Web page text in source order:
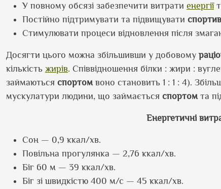
У повному обсязі забезпечити витрати енергії
Постійно підтримувати та підвищувати
Стимулювати процеси відновлення після
Досягти цього можна збільшивши у добовому
кількість жирів. Співвідношення білки : жири :
займаються спортом воно становить 1 : 1 : 4).
мускулатури людини, що займається спортом та
Енергетичні
Сон — 0,9 ккал/хв.
Повільна прогулянка — 2,76 ккал/хв.
Біг 60 м — 39 ккал/хв.
Біг зі швидкістю 400 м/с — 45 ккал/хв.